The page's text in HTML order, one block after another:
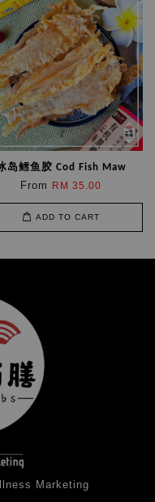
岛鳕鱼胶 Cod Fish Maw
From RM 35.00
ADD TO CART
Marketing